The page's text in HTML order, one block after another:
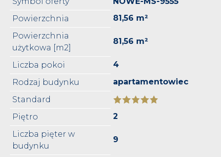
Powierzchnia
81,56 m²
Powierzchnia
użytkowa [m2]
81,56 m²
Liczba pokoi
4
Rodzaj budynku
apartamentowiec
Standard
Piętro
2
Liczba pięter w
budynku
9